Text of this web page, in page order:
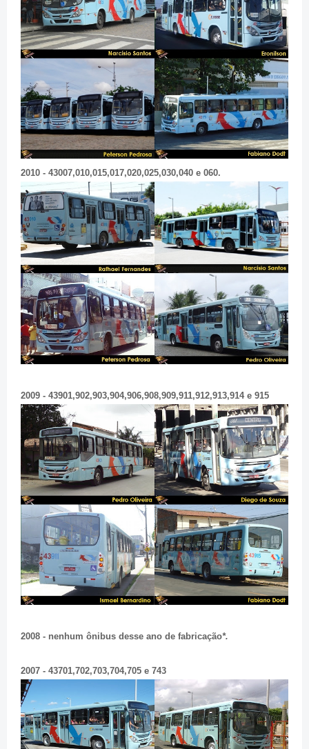
2010 - 43007,010,015,017,020,025,030,040 e 060.
2009 - 43901,902,903,904,906,908,909,911,912,913,914 e 915
2008 - nenhum ônibus desse ano de fabricação*.
2007 - 43701,702,703,704,705 e 743